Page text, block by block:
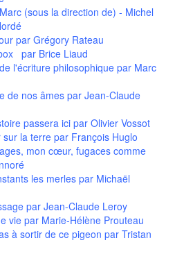
(sous la direction de) - Michel
par Grégory Rateau
par Brice Liaud
l'écriture philosophique par Marc
de nos âmes par Jean-Claude
passera ici par Olivier Vossot
sur la terre par François Huglo
mon cœur, fugaces comme
les merles par Michaël
par Jean-Claude Leroy
vie par Marie-Hélène Prouteau
à sortir de ce pigeon par Tristan